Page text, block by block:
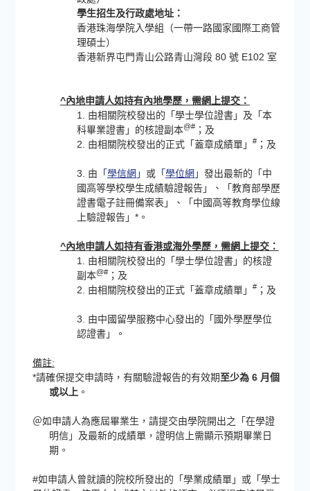
學生招生及行政處地址：
香港珠海學院入學組（一帶一路國家國際工商管
理碩士）
香港新界屯門青山公路青山灣段 80 號 E102 室
^內地申請人如持有內地學歷，需網上提交：
1. 由相關院校發出的「學士學位證書」及「本
科畢業證書」的核證副本@#；及
2. 由相關院校發出的正式「蓋章成績單」
#；及
3. 由 「學信網 」 或 「學位網 」 發出最新的「中
國高等學校學生成績驗證報告」、「教育部學歷
證書電子註冊備案表」、「中國高等教育學位線
上驗證報告」*。
^內地申請人如持有香港或海外學歷，需網上提交：
1. 由相關院校發出的「學士學位證書」的核證
副本@#；及
2. 由相關院校發出的正式「蓋章成績單」
#；及
3. 由中國留學服務中心發出的「國外學歷學位
認證書」。
備註:
*請確保提交申請時，有關驗證報告的有效期至少為 6 月個
或以上 。
＠如申請人為應屆畢業生，請提交由學院開出之「在學證
明信」及最新的成績單，證明信上需顯示預期畢業日
期。
#如申請人曾就讀的院校所發出的「學業成績單」或「學士